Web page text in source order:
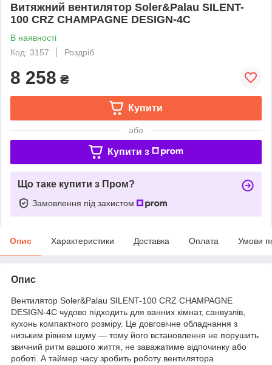
Витяжний вентилятор Soler&Palau SILENT-
100 CRZ CHAMPAGNE DESIGN-4C
В наявності
Код: 3157
Роздріб
8 258 ₴
Купити
або
Купити з
Що таке купити з Пром?
Замовлення під захистом
Опис Характеристики Доставка Оплата Умови
Опис
Вентилятор Soler&Palau SILENT-100 CRZ CHAMPAGNE
DESIGN-4C чудово підходить для ванних кімнат, санвузлів,
кухонь компактного розміру. Це довговічне обладнання з
низьким рівнем шуму — тому його встановлення не порушить
звичний ритм вашого життя, не заважатиме відпочинку або
роботі. А таймер часу зробить роботу вентилятора